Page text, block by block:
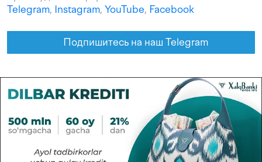
Telegram, Instagram, YouTube, Facebook
Подпишитесь на наш Telegram